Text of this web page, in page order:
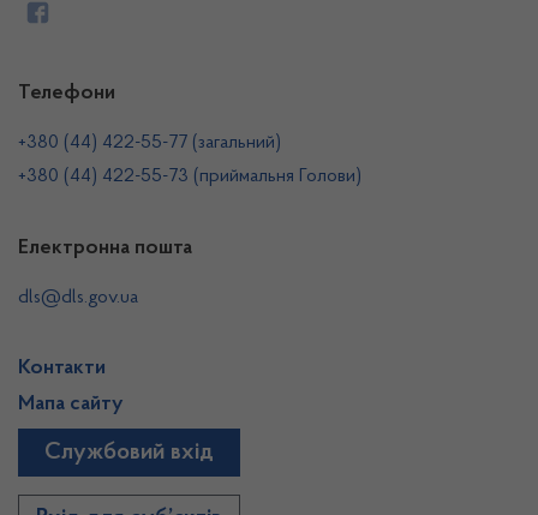
Телефони
+380 (44) 422-55-77 (загальний)
+380 (44) 422-55-73 (приймальня Голови)
Електронна пошта
dls@dls.gov.ua
Контакти
Мапа сайту
Службовий вхід